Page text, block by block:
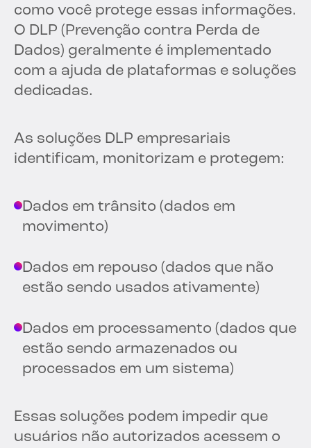
como você protege essas informações.
O DLP (Prevenção contra Perda de
Dados) geralmente é implementado
com a ajuda de plataformas e soluções
dedicadas.
As soluções DLP empresariais
identificam, monitorizam e protegem:
Dados em trânsito (dados em
movimento)
Dados em repouso (dados que não
estão sendo usados ativamente)
Dados em processamento (dados que
estão sendo armazenados ou
processados em um sistema)
Essas soluções podem impedir que
usuários não autorizados acessem o